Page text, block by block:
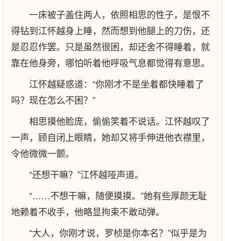
一床被子盖住两人，依照相思的性子，是恨不
得钻到江怀越身上睡，然而想到他腿上的刀伤，还
是忍忍作罢。只是虽然很困，却还舍不得睡着，就
靠在他身旁，哪怕听着他呼吸气息都觉得有意思。
江怀越疑惑道：“你刚才不是坐着都快睡着了
吗？现在怎么不困？”
相思摸他脸庞，偷偷笑着不说话。江怀越叹了
一声，顾自闭上眼睛，她却又将手伸进他衣襟里，
令他微微一颤。
“还想干嘛？”江怀越哑声道。
“……不想干嘛，随便摸摸。”她有些厚颜无耻
地赖着不收手，他略显拘束不敢动弹。
“大人，你刚才说，罗桢是你本名？”似乎是为